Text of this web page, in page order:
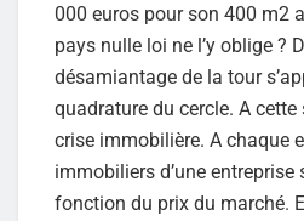
000 euros pour son 400 m2
pays nulle loi ne l’y oblige ?
désamiantage de la tour
quadrature du cercle. A cette
crise immobilière. A chaque
immobiliers d’une
fonction du prix du marché.